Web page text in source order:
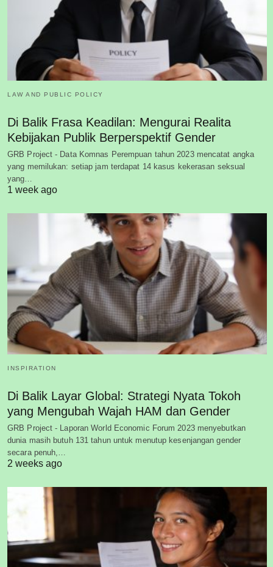
LAW AND PUBLIC POLICY
Di Balik Frasa Keadilan: Mengurai Realita
Kebijakan Publik Berperspektif Gender
GRB Project - Data Komnas Perempuan tahun 2023 mencatat angka
yang memilukan: setiap jam terdapat 14 kasus kekerasan seksual
yang…
1 week ago
INSPIRATION
Di Balik Layar Global: Strategi Nyata Tokoh
yang Mengubah Wajah HAM dan Gender
GRB Project - Laporan World Economic Forum 2023 menyebutkan
dunia masih butuh 131 tahun untuk menutup kesenjangan gender
secara penuh,…
2 weeks ago